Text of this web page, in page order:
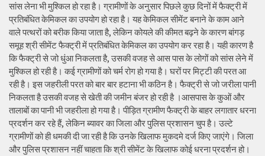
सांस लेना भी मुश्किल हो रहा है। ग्रामीणों के अनुसार पिछले कुछ दिनों में फैक्ट्री में
प्रतिबंधित केमिकल का उपयोग हो रहा है। यह केमिकल सीमेंट बनाने के काम आने
वाले पत्थरों को बरीक किया जाता है, लेकिन कोयले की कीमत बढ़ने के कारण बांगड़
समूह श्री सीमेंट फैक्ट्री में प्रतिबंधित केमिकल का उपयोग कर रहा है। यही कारण है
कि फैक्ट्री से जो धुंआ निकलता है, उसकी वजह से आस पास के लोगों को सांस लेने में
मुश्किल हो रही है। कई ग्रामीणों को चर्म रोग हो गया है। घरों पर मिट्टी की परत आ
रही है। इस जहरीली परत को बार बार हटाना भी कठिन है। फैक्ट्री से जो जरीला पानी
निकलता है उसकी वजह से खेती की जमीन बंजर हो रही है ।आसपास के कुओं और
तालाबों का पानी भी जहरीला हो गया है। पीड़ित ग्रामीण फैक्ट्री के बाहर लगातार धरना
प्रदर्शन कर रहे हैं, लेकिन ब्यावर का जिला और पुलिस प्रशासन चुप है। उल्टे
ग्रामीणों को ही धमकी दी जा रही है कि उनके खिलाफ मुकदमे दर्ज किए जाएंगे। जिला
और पुलिस प्रशासन नहीं चाहता कि श्री सीमेंट के खिलाफ कोई धरना प्रदर्शन हो।